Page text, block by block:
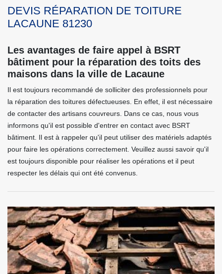
DEVIS RÉPARATION DE TOITURE
LACAUNE 81230
Les avantages de faire appel à BSRT
bâtiment pour la réparation des toits des
maisons dans la ville de Lacaune
Il est toujours recommandé de solliciter des professionnels pour
la réparation des toitures défectueuses. En effet, il est nécessaire
de contacter des artisans couvreurs. Dans ce cas, nous vous
informons qu'il est possible d'entrer en contact avec BSRT
bâtiment. Il est à rappeler qu'il peut utiliser des matériels adaptés
pour faire les opérations correctement. Veuillez aussi savoir qu'il
est toujours disponible pour réaliser les opérations et il peut
respecter les délais qui ont été convenus.